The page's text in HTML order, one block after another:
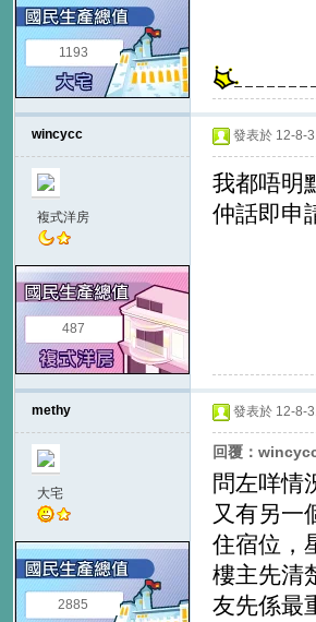
1193
wincycc
複式洋房
487
發表於 12-8-
我都唔明
仲話即申
methy
大宅
2885
發表於 12-8-
回覆：
問左咩情
又有另一
住宿位，
樓主先清
友先係最